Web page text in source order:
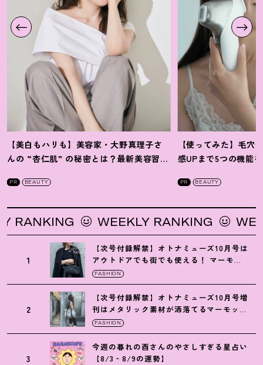
【美白もハリも】美容家・大野真理子さ
んの “杏仁肌” の秘密とは ？ 最新美容習慣
PR BEAUTY
【使ってみた】毛穴
感UPまで5つの機能
PR BEAUTY
WEEKLY RANKING WEEKLY
1
【次号付録解禁】オトナミューズ10月号は
アウトドアでも街でも使える ！ マーモッ
トの黒ショルダー
FASHION
2
【次号付録解禁】オトナミューズ10月号増
刊はメタリック素材が洒落てるマーモット
の保冷バッグ
FASHION
3
今週の暮れの酉さんのやさしすぎる星占い
【8/3‐8/9の運勢】